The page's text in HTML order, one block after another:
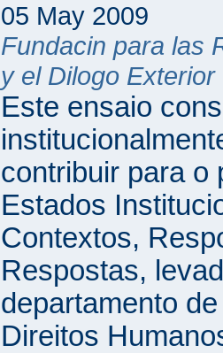
05 May 2009
Fundacin para las
y el Dilogo
Este ensaio
contribuir para o
Estados
Contextos,
Respostas,
departamento
Direitos